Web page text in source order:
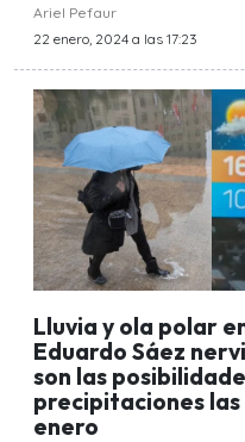
Ariel Pefaur
22 enero, 2024 a las 17:23
Lluvia y ola polar
Eduardo Sáez
son las
precipitaciones las
enero